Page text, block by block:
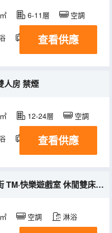
6-11層 空調
電視機 冰箱
查看供應
人房 禁煙
12-24層 空調
電視機 冰箱
查看供應
芝麻街 TM·快樂遊戲室 休閒雙床房好萊塢風格
空調 淋浴